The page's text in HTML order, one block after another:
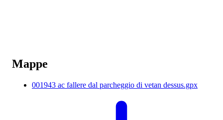
Mappe
001943 ac fallere dal parcheggio di vetan dessus.gpx